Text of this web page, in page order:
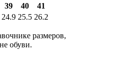
39 40
41
24.9 25.5 26.2
размеров,
обуви.